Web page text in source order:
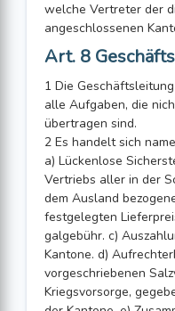
welche Vertreter der
angeschlossenen
Art. 8
1 Die
alle Aufgaben, die
übertragen sind.
2 Es handelt sich
a) Lückenlose
Vertriebs aller in der
dem Ausland
festgelegten
galgebühr. c)
Kantone. d)
vorgeschriebenen
Kriegsvorsorge,